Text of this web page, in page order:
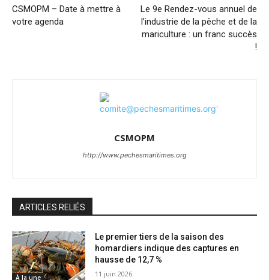
CSMOPM – Date à mettre à
votre agenda
Le 9e Rendez-vous annuel de
l’industrie de la pêche et de la
mariculture : un franc succès
!
CSMOPM
http://www.pechesmaritimes.org
ARTICLES RELIÉS
À la une
Le premier tiers de la saison des
homardiers indique des captures en
hausse de 12,7 %
11 juin 2026